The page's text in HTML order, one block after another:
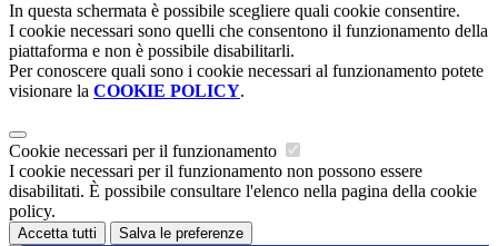
In questa schermata è possibile scegliere quali cookie consentire.
I cookie necessari sono quelli che consentono il funzionamento della
piattaforma e non è possibile disabilitarli.
Per conoscere quali sono i cookie necessari al funzionamento potete
visionare la COOKIE POLICY.
Cookie necessari per il funzionamento
I cookie necessari per il funzionamento non possono essere
disabilitati. È possibile consultare l'elenco nella pagina della cookie
policy.
Accetta tutti Salva le preferenze